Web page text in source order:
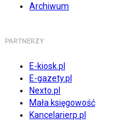
Archiwum
PARTNERZY
E-kiosk.pl
E-gazety.pl
Nexto.pl
Mała księgowość
Kancelarierp.pl